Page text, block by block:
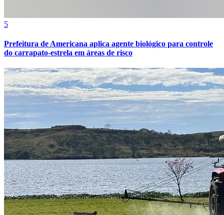
Fortaleza
5
Prefeitura de Americana aplica agente biológico para controle
do carrapato-estrela em áreas de risco